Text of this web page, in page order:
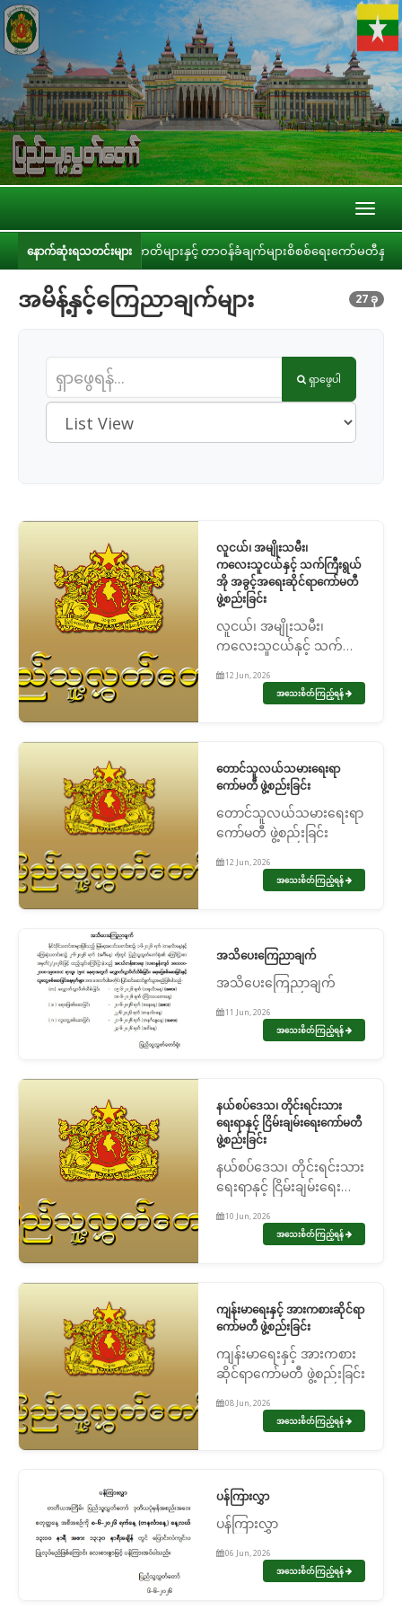
နောက်ဆုံးရသတင်းများ
များ၊ ကတိများနှင့် တာဝန်ခံချက်များစိစစ်ရေးကော်မတီနှင့် ပြည်ထောင်စု
အမိန့်နှင့်ကြေညာချက်များ 27 ခု
ရှာဖွေပါ
လူငယ်၊ အမျိုးသမီး၊
ကလေးသူငယ်နှင့် သက်ကြီးရွယ်
အို အခွင့်အရေးဆိုင်ရာကော်မတီ
ဖွဲ့စည်းခြင်း
လူငယ်၊ အမျိုးသမီး၊
ကလေးသူငယ်နှင့် သက်ကြီး
ကော်မတီ ဖွဲ့စည်းခြင်း
12 Jun, 2026
အသေးစိတ်ကြည့်ရန်
တောင်သူလယ်သမားရေးရာ
ကော်မတီ ဖွဲ့စည်းခြင်း
တောင်သူလယ်သမားရေးရာ
ကော်မတီ ဖွဲ့စည်းခြင်း
12 Jun, 2026
အသေးစိတ်ကြည့်ရန်
အသိပေးကြေညာချက်
အသိပေးကြေညာချက်
11 Jun, 2026
အသေးစိတ်ကြည့်ရန်
နယ်စပ်ဒေသ၊ တိုင်းရင်းသား
ရေးရာနှင့် ငြိမ်းချမ်းရေးကော်မတီ
ဖွဲ့စည်းခြင်း
နယ်စပ်ဒေသ၊ တိုင်းရင်းသား
ရေးရာနှင့် ငြိမ်းချမ်းရေး
10 Jun, 2026
အသေးစိတ်ကြည့်ရန်
ကျန်းမာရေးနှင့် အားကစားဆိုင်ရာ
ကော်မတီ ဖွဲ့စည်းခြင်း
ကျန်းမာရေးနှင့် အားကစား
ဆိုင်ရာကော်မတီ ဖွဲ့စည်းခြင်း
08 Jun, 2026
အသေးစိတ်ကြည့်ရန်
ပန်ကြားလွှာ
ပန်ကြားလွှာ
06 Jun, 2026
အသေးစိတ်ကြည့်ရန်